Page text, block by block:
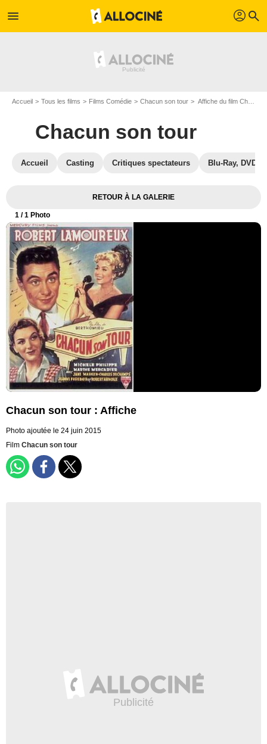
menu profil search
Accueil Tous les films Films Comédie Chacun son tour Affiche du film Chacun son tour - Photo 1
Chacun son tour
Accueil Casting Critiques spectateurs Blu-Ray, DVD
RETOUR À LA GALERIE
1 / 1 Photo
Chacun son tour : Affiche
Photo ajoutée le 24 juin 2015
Film Chacun son tour